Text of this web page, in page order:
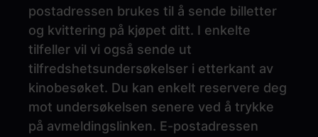
postadressen brukes til å sende billetter
og kvittering på kjøpet ditt. I enkelte
tilfeller vil vi også sende ut
tilfredshetsundersøkelser i etterkant av
kinobesøket. Du kan enkelt reservere deg
mot undersøkelsen senere ved å trykke
på avmeldingslinken. E-postadressen